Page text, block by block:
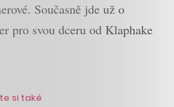
Současně jde už o
pro svou dceru od Klaphake
si také